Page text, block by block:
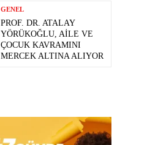
GENEL
PROF. DR. ATALAY
YÖRÜKOĞLU, AILE VE
ÇOCUK KAVRAMINI
MERCEK ALTINA ALIYOR